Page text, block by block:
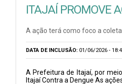
ITAJAÍ PROMOVE
A ação terá como foco a
DATA DE INCLUSÃO: 01/06/2026 -
A Prefeitura de Itajaí, por
Itajaí Contra a Dengue As